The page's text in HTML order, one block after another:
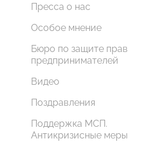
Пресса о нас
Особое мнение
Бюро по защите прав
предпринимателей
Видео
Поздравления
Поддержка МСП.
Антикризисные меры